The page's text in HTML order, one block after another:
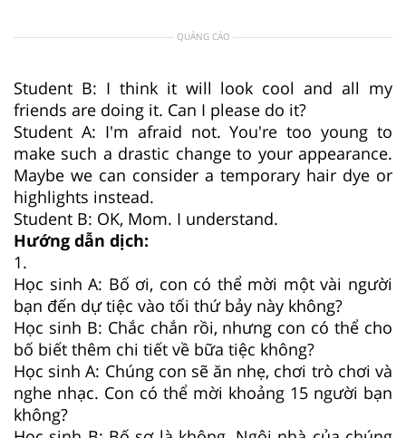
QUẢNG CÁO
Student B: I think it will look cool and all my
friends are doing it. Can I please do it?
Student A: I'm afraid not. You're too young to
make such a drastic change to your appearance.
Maybe we can consider a temporary hair dye or
highlights instead.
Student B: OK, Mom. I understand.
Hướng dẫn dịch:
1.
Học sinh A: Bố ơi, con có thể mời một vài người
bạn đến dự tiệc vào tối thứ bảy này không?
Học sinh B: Chắc chắn rồi, nhưng con có thể cho
bố biết thêm chi tiết về bữa tiệc không?
Học sinh A: Chúng con sẽ ăn nhẹ, chơi trò chơi và
nghe nhạc. Con có thể mời khoảng 15 người bạn
không?